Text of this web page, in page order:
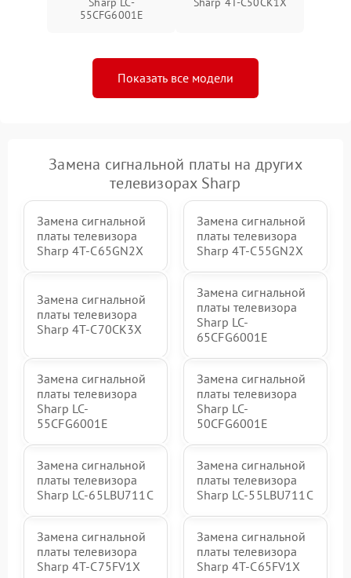
55CFG6001E
Показать все модели
Замена сигнальной платы на других
телевизорах Sharp
Замена сигнальной
платы телевизора
Sharp 4T-C65GN2X
Замена сигнальной
платы телевизора
Sharp 4T-C55GN2X
Замена сигнальной
платы телевизора
Sharp 4T-C70CK3X
Замена сигнальной
платы телевизора
Sharp LC-
65CFG6001E
Замена сигнальной
платы телевизора
Sharp LC-
55CFG6001E
Замена сигнальной
платы телевизора
Sharp LC-
50CFG6001E
Замена сигнальной
платы телевизора
Sharp LC-65LBU711C
Замена сигнальной
платы телевизора
Sharp LC-55LBU711C
Замена сигнальной
платы телевизора
Sharp 4T-C75FV1X
Замена сигнальной
платы телевизора
Sharp 4T-C65FV1X